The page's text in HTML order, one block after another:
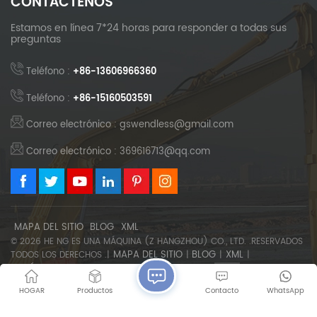
Estamos en línea 7*24 horas para responder a todas sus
preguntas
Teléfono : +86-13606966360
Teléfono : +86-15160503591
Correo electrónico : gswendless@gmail.com
Correo electrónico : 369616713@qq.com
MAPA DEL SITIO BLOG XML
© 2026 HE NG ES UNA MÁQUINA (Z HANGZHOU) CO., LTD. .RESERVADOS
TODOS LOS DERECHOS .| MAPA DEL SITIO | BLOG | XML |
POLÍTICA DE PRIVACIDAD SOPORTA RED IPV6
HOGAR Productos WhatsApp
Contacto